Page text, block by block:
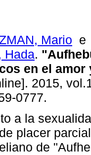
Mario
Hada.
en el amor
2015,
0777.
a la
placer
de